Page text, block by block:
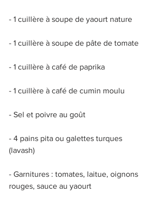
- 1 cuillère à soupe de yaourt nature
- 1 cuillère à soupe de pâte de tomate
- 1 cuillère à café de paprika
- 1 cuillère à café de cumin moulu
- Sel et poivre au goût
- 4 pains pita ou galettes turques
(lavash)
- Garnitures : tomates, laitue, oignons
rouges, sauce au yaourt